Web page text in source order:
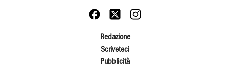
Redazione
Scriveteci
Pubblicità